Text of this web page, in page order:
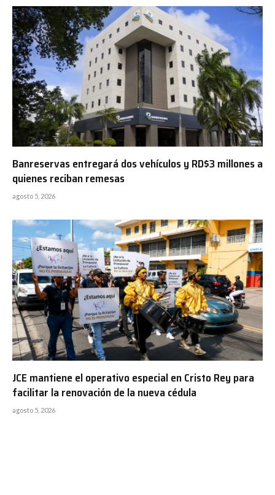
Banreservas entregará dos vehículos y RD$3 millones a
quienes reciban remesas
agosto 5, 2026
JCE mantiene el operativo especial en Cristo Rey para
facilitar la renovación de la nueva cédula
agosto 5, 2026